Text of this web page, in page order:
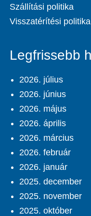
Szállítási politika
Visszatérítési politika
Legfrissebb
2026. július
2026. június
2026. május
2026. április
2026. március
2026. február
2026. január
2025. december
2025. november
2025. október